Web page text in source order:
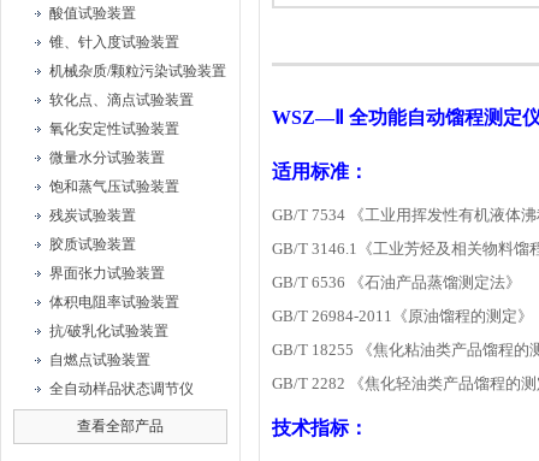
酸值试验装置
锥、针入度试验装置
机械杂质/颗粒污染试验装置
软化点、滴点试验装置
氧化安定性试验装置
微量水分试验装置
饱和蒸气压试验装置
残炭试验装置
胶质试验装置
界面张力试验装置
体积电阻率试验装置
抗/破乳化试验装置
自燃点试验装置
全自动样品状态调节仪
查看全部产品
WSZ—Ⅱ 全功能自动馏程测定
适用标准：
GB/T 7534 《工业用挥发性有机液体
GB/T 3146.1《工业芳烃及相关物料馏
GB/T 6536 《石油产品蒸馏测定法》
GB/T 26984-2011《原油馏程的测定》
GB/T 18255 《焦化粘油类产品馏程的
GB/T 2282 《焦化轻油类产品馏程的
技术指标：